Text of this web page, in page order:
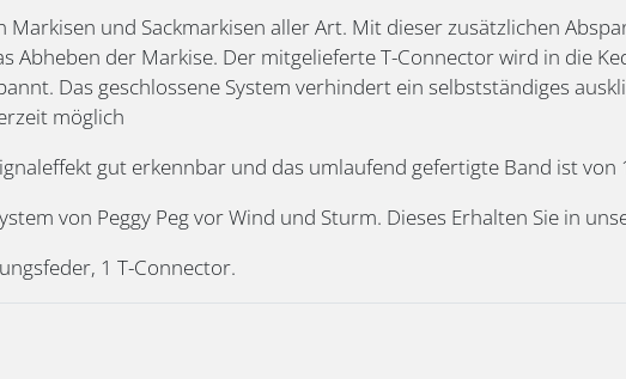
und Sackmarkisen aller Art. Mit dieser zusätzlichen
Abheben der Markise. Der mitgelieferte T-Connector wird in die
Das geschlossene System verhindert ein selbstständiges
möglich
gut erkennbar und das umlaufend gefertigte Band ist von
von Peggy Peg vor Wind und Sturm. Dieses Erhalten Sie in
1 T-Connector.